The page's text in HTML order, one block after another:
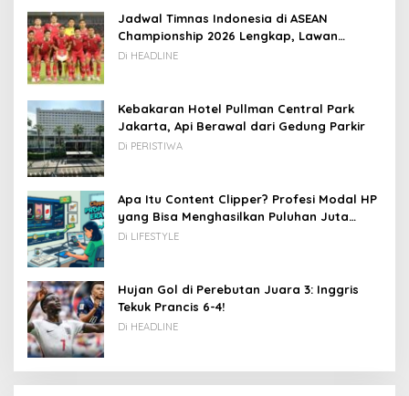
Jadwal Timnas Indonesia di ASEAN
Championship 2026 Lengkap, Lawan
Kamboja hingga Vietnam
Di HEADLINE
Kebakaran Hotel Pullman Central Park
Jakarta, Api Berawal dari Gedung Parkir
Di PERISTIWA
Apa Itu Content Clipper? Profesi Modal HP
yang Bisa Menghasilkan Puluhan Juta
Rupiah
Di LIFESTYLE
Hujan Gol di Perebutan Juara 3: Inggris
Tekuk Prancis 6-4!
Di HEADLINE